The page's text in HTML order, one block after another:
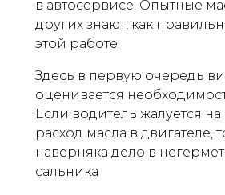
в автосервисе. Опытные
других знают, как
этой работе.
Здесь в первую очередь
оценивается
Если водитель жалуется
расход масла в двигателе,
наверняка дело в
сальника